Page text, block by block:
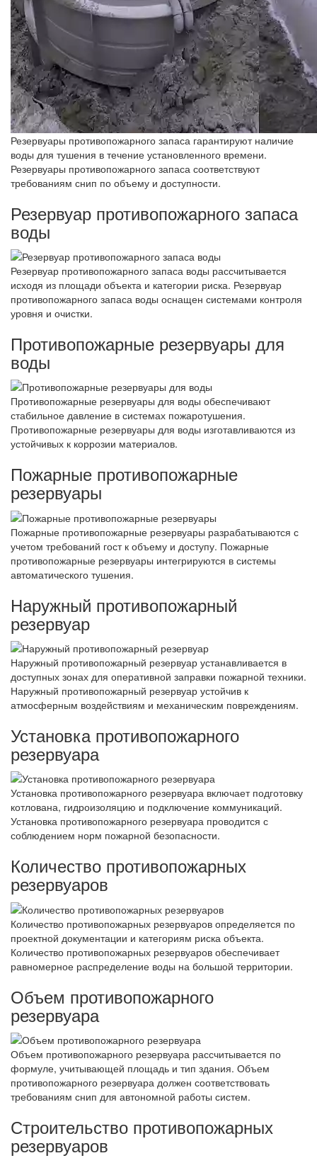
Резервуары противопожарного запаса гарантируют наличие
воды для тушения в течение установленного времени.
Резервуары противопожарного запаса соответствуют
требованиям снип по объему и доступности.
Резервуар противопожарного запаса
воды
Резервуар противопожарного запаса воды рассчитывается
исходя из площади объекта и категории риска. Резервуар
противопожарного запаса воды оснащен системами контроля
уровня и очистки.
Противопожарные резервуары для
воды
Противопожарные резервуары для воды обеспечивают
стабильное давление в системах пожаротушения.
Противопожарные резервуары для воды изготавливаются из
устойчивых к коррозии материалов.
Пожарные противопожарные
резервуары
Пожарные противопожарные резервуары разрабатываются с
учетом требований гост к объему и доступу. Пожарные
противопожарные резервуары интегрируются в системы
автоматического тушения.
Наружный противопожарный
резервуар
Наружный противопожарный резервуар устанавливается в
доступных зонах для оперативной заправки пожарной техники.
Наружный противопожарный резервуар устойчив к
атмосферным воздействиям и механическим повреждениям.
Установка противопожарного
резервуара
Установка противопожарного резервуара включает подготовку
котлована, гидроизоляцию и подключение коммуникаций.
Установка противопожарного резервуара проводится с
соблюдением норм пожарной безопасности.
Количество противопожарных
резервуаров
Количество противопожарных резервуаров определяется по
проектной документации и категориям риска объекта.
Количество противопожарных резервуаров обеспечивает
равномерное распределение воды на большой территории.
Объем противопожарного
резервуара
Объем противопожарного резервуара рассчитывается по
формуле, учитывающей площадь и тип здания. Объем
противопожарного резервуара должен соответствовать
требованиям снип для автономной работы систем.
Строительство противопожарных
резервуаров